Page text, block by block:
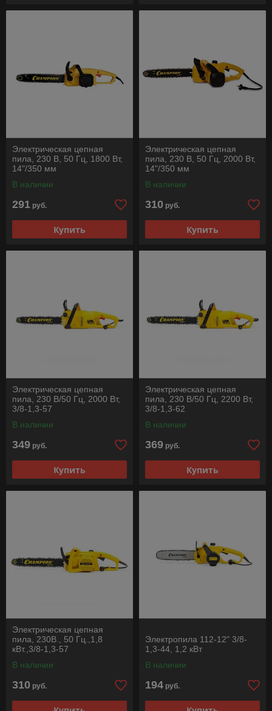
Электрическая цепная
пила, 230 В, 50 Гц, 1800 Вт,
14"/350 мм
В наличии
291 руб.
Купить
Электрическая цепная
пила, 230 В, 50 Гц, 2000 Вт,
14"/350 мм
В наличии
310 руб.
Купить
Электрическая цепная
пила, 230 В/50 Гц, 2000 Вт,
3/8-1,3-57
В наличии
349 руб.
Купить
Электрическая цепная
пила, 230 В/50 Гц, 2200 Вт,
3/8-1,3-62
В наличии
369 руб.
Купить
Электрическая цепная
пила, 230В., 50 Гц.,1,8
кВт.,3/8-1,3-57
В наличии
310 руб.
Электропила 112-12" 3/8-
1,3-44, 1,2 кВт
В наличии
194 руб.